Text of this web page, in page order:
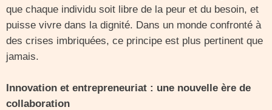
que chaque individu soit libre de la peur et du besoin, et
puisse vivre dans la dignité. Dans un monde confronté à
des crises imbriquées, ce principe est plus pertinent que
jamais.
Innovation et entrepreneuriat : une nouvelle ère de
collaboration